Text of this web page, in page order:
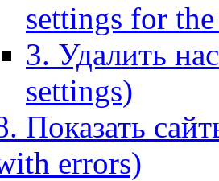
settings for
3. Удалить
settings)
Показать
errors)